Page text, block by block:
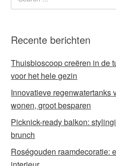
Recente berichten
Thuisbioscoop creëren in de
voor het hele gezin
Innovatieve regenwatertanks
wonen, groot besparen
Picknick-ready balkon:
brunch
Roségouden raamdecoratie: